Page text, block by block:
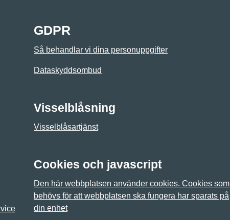
GDPR
Så behandlar vi dina personuppgifter
Dataskyddsombud
Visselblåsning
Visselblåsartjänst
Cookies och javascript
Den här webbplatsen använder cookies. Cookies som
behövs för att webbplatsen ska fungera har sparats på
din enhet